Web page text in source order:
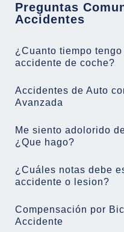
Preguntas
Accidentes
¿Cuanto tiempo
accidente de coche?
Accidentes de Auto
Avanzada
Me siento adolorido
¿Que hago?
¿Cuáles notas debe
accidente o lesion?
Compensación por
Accidente